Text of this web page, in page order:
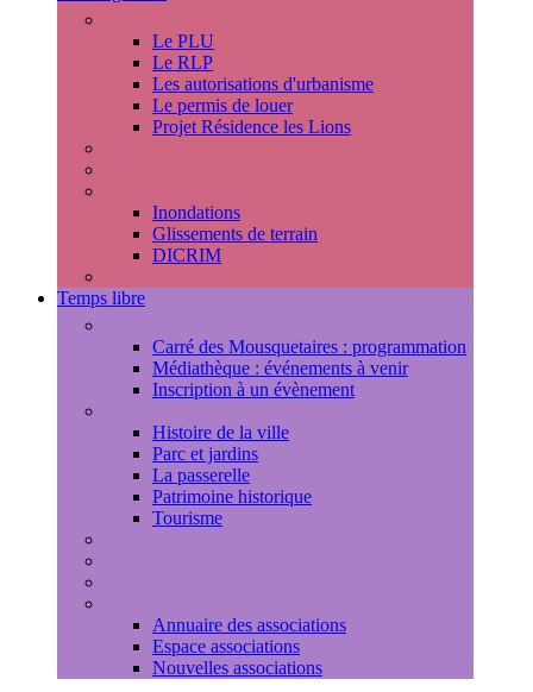
Le PLU
Le RLP
Les autorisations d'urbanisme
Le permis de louer
Projet Résidence les Lions
Inondations
Glissements de terrain
DICRIM
Temps libre
Carré des Mousquetaires : programmation
Médiathèque : événements à venir
Inscription à un évènement
Histoire de la ville
Parc et jardins
La passerelle
Patrimoine historique
Tourisme
Annuaire des associations
Espace associations
Nouvelles associations